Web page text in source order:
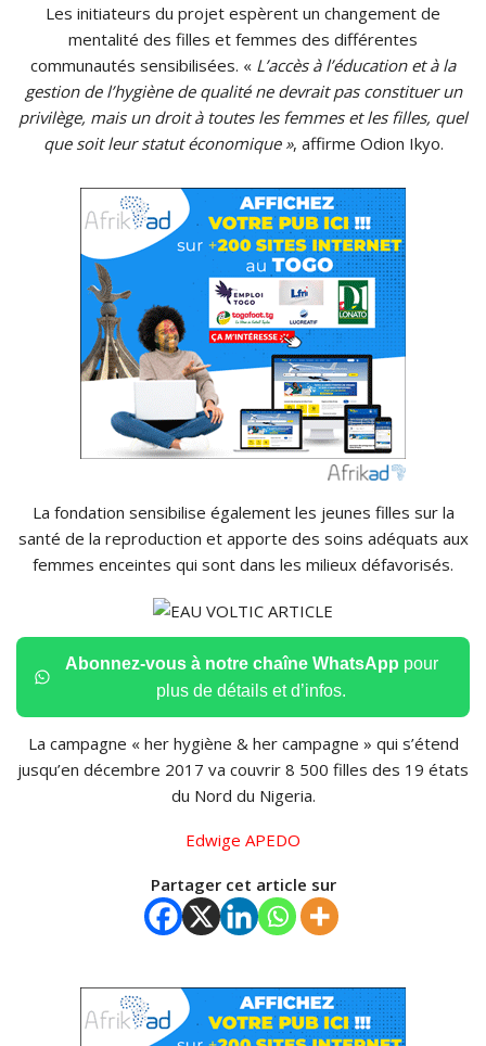
Les initiateurs du projet espèrent un changement de
mentalité des filles et femmes des différentes
communautés sensibilisées. « L’accès à l’éducation et à la
gestion de l’hygiène de qualité ne devrait pas constituer un
privilège, mais un droit à toutes les femmes et les filles, quel
que soit leur statut économique », affirme Odion Ikyo.
La fondation sensibilise également les jeunes filles sur la
santé de la reproduction et apporte des soins adéquats aux
femmes enceintes qui sont dans les milieux défavorisés.
Abonnez-vous à notre chaîne WhatsApp pour
plus de détails et d’infos.
La campagne « her hygiène & her campagne » qui s’étend
jusqu’en décembre 2017 va couvrir 8 500 filles des 19 états
du Nord du Nigeria.
Edwige APEDO
Partager cet article sur